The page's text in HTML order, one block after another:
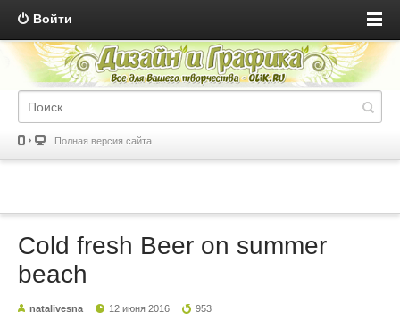
Войти
Полная версия сайта
Cold fresh Beer on summer
beach
natalivesna 12 июня 2016 953